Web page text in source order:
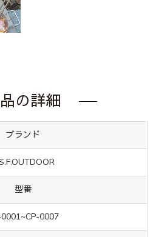
の詳細
ブランド
型番
0007